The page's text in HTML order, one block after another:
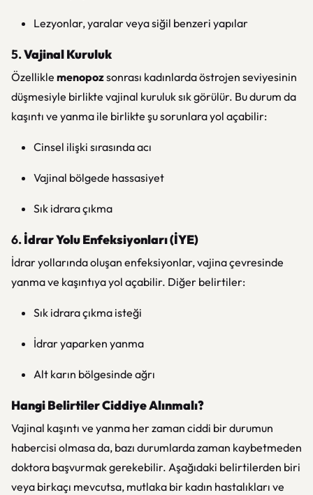
Lezyonlar, yaralar veya siğil benzeri yapılar
5.Vajinal Kuruluk
Özellikle menopozsonrası kadınlarda östrojen seviyesinin
düşmesiyle birlikte vajinal kuruluk sık görülür. Bu durum da
kaşıntı ve yanma ile birlikte şu sorunlara yol açabilir:
Cinsel ilişki sırasında acı
Vajinal bölgede hassasiyet
Sık idrara çıkma
6.İdrar Yolu Enfeksiyonları (İYE)
İdrar yollarında oluşan enfeksiyonlar, vajina çevresinde
yanma ve kaşıntıya yol açabilir. Diğer belirtiler:
Sık idrara çıkma isteği
İdrar yaparken yanma
Alt karın bölgesinde ağrı
Hangi Belirtiler Ciddiye Alınmalı?
Vajinal kaşıntı ve yanma her zaman ciddi bir durumun
habercisi olmasa da, bazı durumlarda zaman kaybetmeden
doktora başvurmak gerekebilir. Aşağıdaki belirtilerden biri
veya birkaçı mevcutsa, mutlaka bir kadın hastalıkları ve